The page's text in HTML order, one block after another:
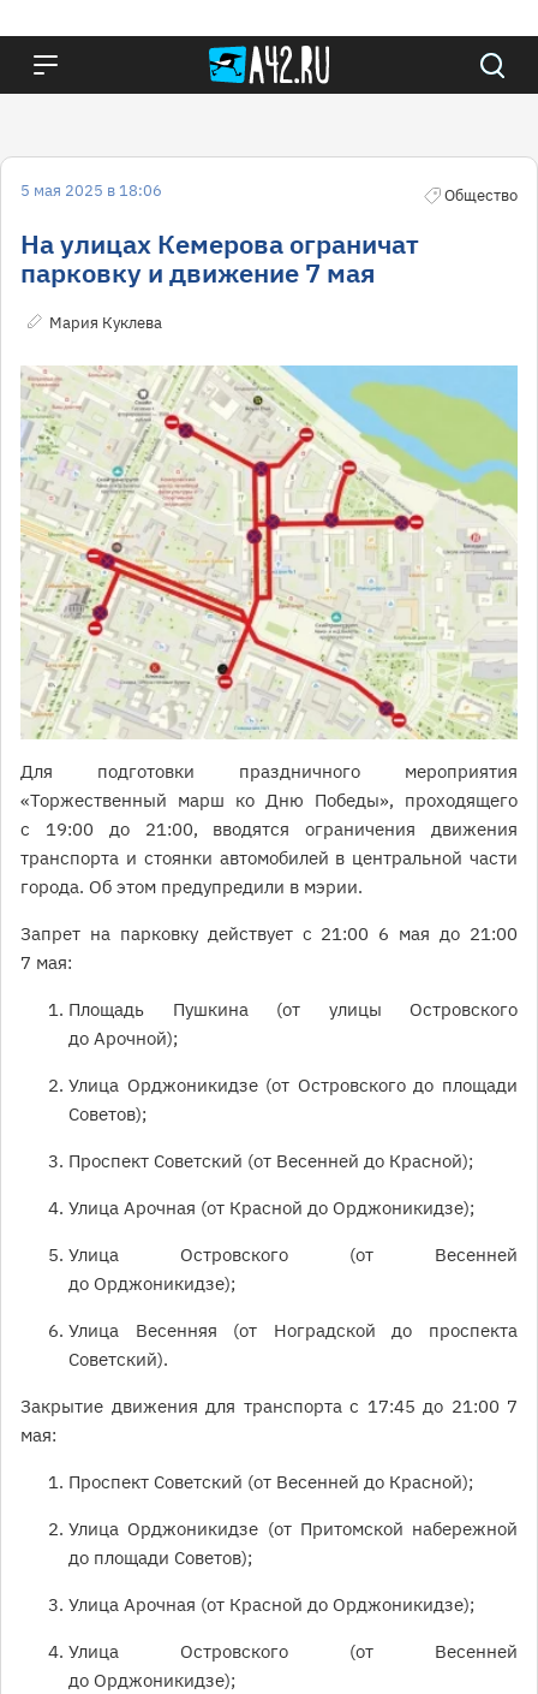
5 мая 2025 в 18:06 Общество
На улицах Кемерова ограничат
парковку и движение 7 мая
Мария Куклева
Для подготовки праздничного мероприятия
«Торжественный марш ко Дню Победы», проходящего
с 19:00 до 21:00, вводятся ограничения движения
транспорта и стоянки автомобилей в центральной части
города. Об этом предупредили в мэрии.
Запрет на парковку действует с 21:00 6 мая до 21:00
7 мая:
Площадь Пушкина (от улицы Островского
до Арочной);
Улица Орджоникидзе (от Островского до площади
Советов);
Проспект Советский (от Весенней до Красной);
Улица Арочная (от Красной до Орджоникидзе);
Улица Островского (от Весенней
до Орджоникидзе);
Улица Весенняя (от Ноградской до проспекта
Советский).
Закрытие движения для транспорта с 17:45 до 21:00 7
мая:
Проспект Советский (от Весенней до Красной);
Улица Орджоникидзе (от Притомской набережной
до площади Советов);
Улица Арочная (от Красной до Орджоникидзе);
Улица Островского (от Весенней
до Орджоникидзе);